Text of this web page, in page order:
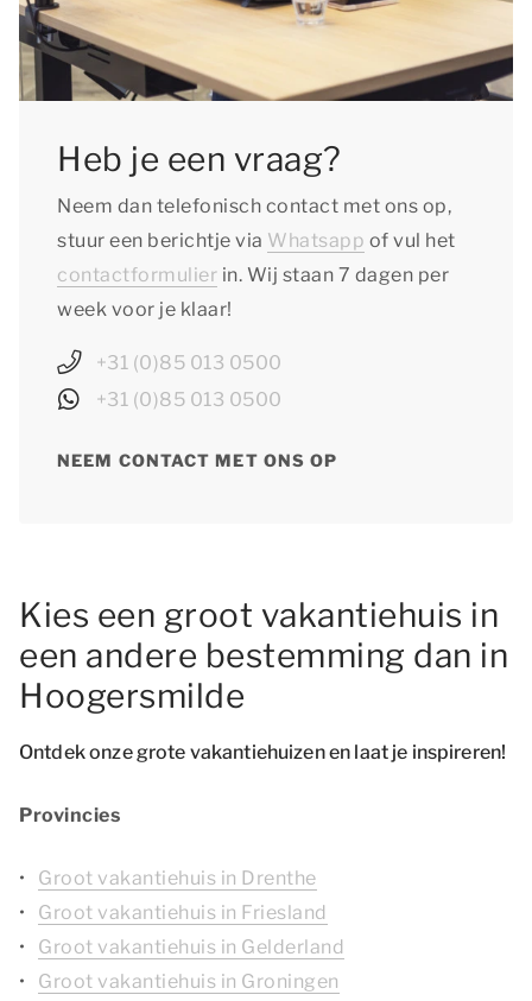
Heb je een vraag?
Neem dan telefonisch contact met ons op,
stuur een berichtje via Whatsapp of vul het
contactformulier in. Wij staan 7 dagen per
week voor je klaar!
+31 (0)85 013 0500
+31 (0)85 013 0500
NEEM CONTACT MET ONS OP
Kies een groot vakantiehuis in
een andere bestemming dan in
Hoogersmilde
Ontdek onze grote vakantiehuizen en laat je inspireren!
Provincies
Groot vakantiehuis in Drenthe
Groot vakantiehuis in Friesland
Groot vakantiehuis in Gelderland
Groot vakantiehuis in Groningen